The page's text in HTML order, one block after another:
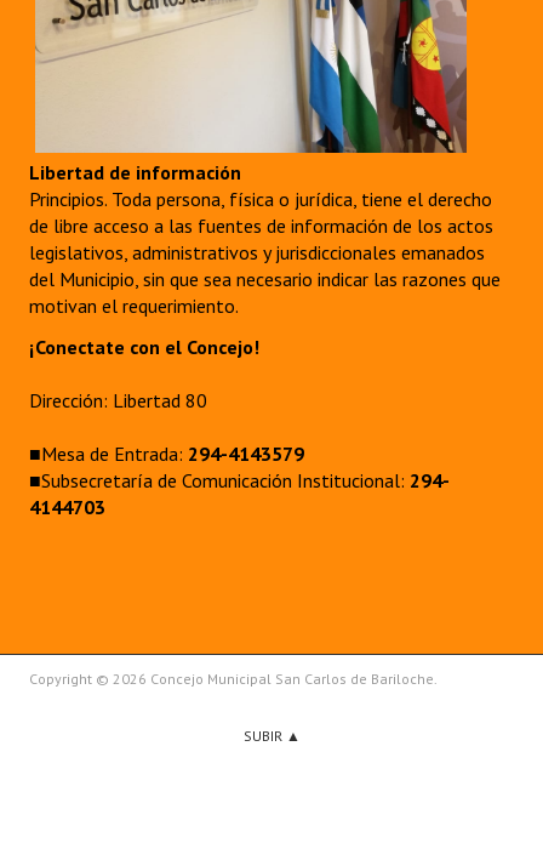
Libertad de información
Principios. Toda persona, física o jurídica, tiene el derecho
de libre acceso a las fuentes de información de los actos
legislativos, administrativos y jurisdiccionales emanados
del Municipio, sin que sea necesario indicar las razones que
motivan el requerimiento.
¡Conectate con el Concejo!
Dirección: Libertad 80
■Mesa de Entrada: 294-4143579
■Subsecretaría de Comunicación Institucional: 294-
4144703
Copyright © 2026 Concejo Municipal San Carlos de Bariloche.
SUBIR ▲